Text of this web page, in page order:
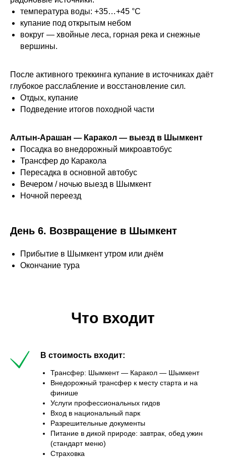
температура воды: +35…+45 °C
купание под открытым небом
вокруг — хвойные леса, горная река и снежные
вершины.
После активного треккинга купание в источниках даёт
глубокое расслабление и восстановление сил.
Отдых, купание
Подведение итогов походной части
Алтын-Арашан — Каракол — выезд в Шымкент
Посадка во внедорожный микроавтобус
Трансфер до Каракола
Пересадка в основной автобус
Вечером / ночью выезд в Шымкент
Ночной переезд
День 6. Возвращение в Шымкент
Прибытие в Шымкент утром или днём
Окончание тура
Что входит
В стоимость входит:
Трансфер: Шымкент — Каракол — Шымкент
Внедорожный трансфер к месту старта и на
финише
Услуги профессиональных гидов
Вход в национальный парк
Разрешительные документы
Питание в дикой природе: завтрак, обед ужин
(стандарт меню)
Страховка